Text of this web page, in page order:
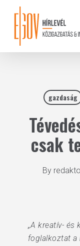
content
gazdaság
csak
By
„A kreatív-
foglalkoztat a